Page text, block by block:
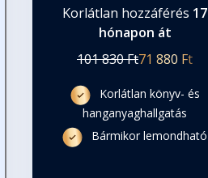
Korlátlan hozzáférés 17
hónapon át
101 830 Ft71 880 Ft
Korlátlan könyv- és
hanganyaghallgatás
Bármikor lemondható